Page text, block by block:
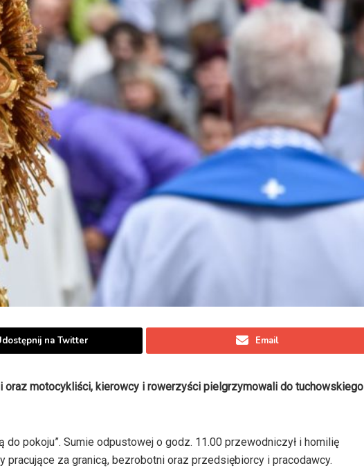
na Twitter Email
oraz motocykliści, kierowcy i rowerzyści pielgrzymowali do tuchowskiego
do pokoju”. Sumie odpustowej o godz. 11.00 przewodniczył i homilię
pracujące za granicą, bezrobotni oraz przedsiębiorcy i pracodawcy.